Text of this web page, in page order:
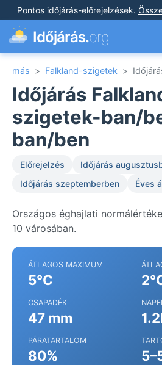
Pontos időjárás-előrejelzések.
Időjárás.org
más > Falkland-szigetek >
Időjárás
szigetek-ban/
ban/ben
Előrejelzés
Időjárás
Időjárás szeptemberben
Éves
Országos éghajlati
10 városában.
ÁTLAGOS MAXIMUM
5°C
CSAPADÉK
47 mm
PÁRATARTALOM
80%